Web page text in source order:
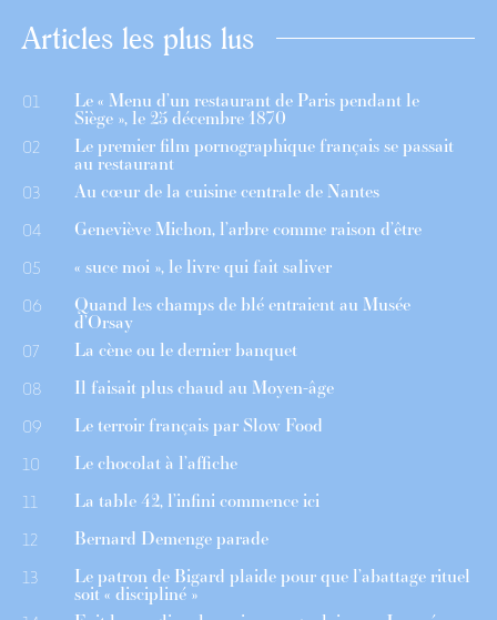
Articles les plus lus
01 Le « Menu d’un restaurant de Paris pendant le
Siège », le 25 décembre 1870
02 Le premier film pornographique français se passait
au restaurant
03 Au cœur de la cuisine centrale de Nantes
04 Geneviève Michon, l’arbre comme raison d’être
05 « suce moi », le livre qui fait saliver
06 Quand les champs de blé entraient au Musée
d’Orsay
07 La cène ou le dernier banquet
08 Il faisait plus chaud au Moyen-âge
09 Le terroir français par Slow Food
10 Le chocolat à l’affiche
11 La table 42, l’infini commence ici
12 Bernard Demenge parade
13 Le patron de Bigard plaide pour que l’abattage rituel
soit « discipliné »